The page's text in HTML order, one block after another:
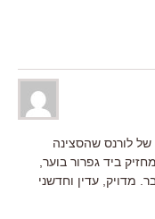
לורנס שהסצינה
ביד גפרור בוער,
מדויק, עדין וחדשני